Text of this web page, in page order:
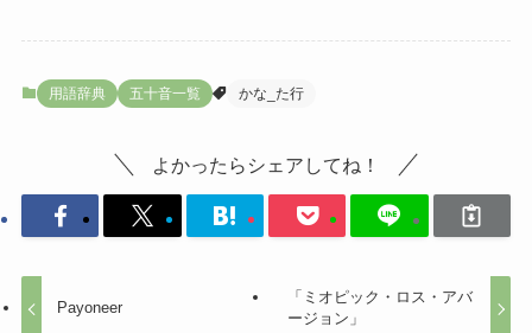
用語辞典 五十音一覧 かな_た行
よかったらシェアしてね！
Payoneer
「ミオピック・ロス・アバ
ージョン」